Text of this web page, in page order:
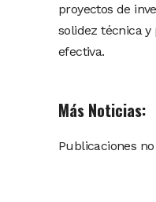
proyectos de
solidez técnica
efectiva.
Más Noticias:
Publicaciones